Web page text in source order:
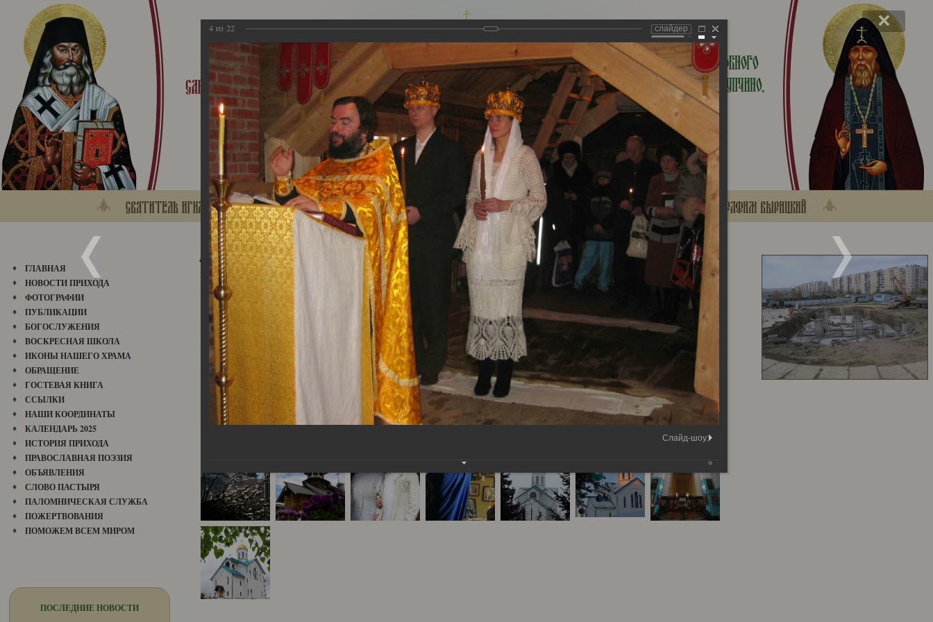
ГЛАВНАЯ
НОВОСТИ ПРИХОДА
ФОТОГРАФИИ
ПУБЛИКАЦИИ
БОГОСЛУЖЕНИЯ
ВОСКРЕСНАЯ ШКОЛА
ИКОНЫ НАШЕГО ХРАМА
ОБРАЩЕНИЕ
ГОСТЕВАЯ КНИГА
ССЫЛКИ
НАШИ КООРДИНАТЫ
КАЛЕНДАРЬ 2025
ИСТОРИЯ ПРИХОДА
ПРАВОСЛАВНАЯ ПОЭЗИЯ
ОБЪЯВЛЕНИЯ
СЛОВО ПАСТЫРЯ
ПАЛОМНИЧЕСКАЯ СЛУЖБА
ПОЖЕРТВОВАНИЯ
ПОМОЖЕМ ВСЕМ МИРОМ
ПОСЛЕДНИЕ НОВОСТИ
Фотографии прихода
10.11.2013
4 из 22 слайдер
Слайд-шоу: